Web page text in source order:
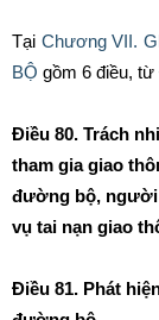
Tại Chương VII.
BỘ gồm 6 điều,
Điều 80. Trách
tham gia giao
đường bộ, người
vụ tai nạn giao
Điều 81. Phát